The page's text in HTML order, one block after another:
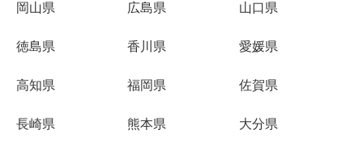
岡山県 広島県 山口県
徳島県 香川県 愛媛県
高知県 福岡県 佐賀県
長崎県 熊本県 大分県